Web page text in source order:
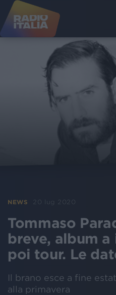
NEWS 20 lug 2020
Tommaso
breve, album a
poi tour. Le
Il brano esce a fine
alla primavera